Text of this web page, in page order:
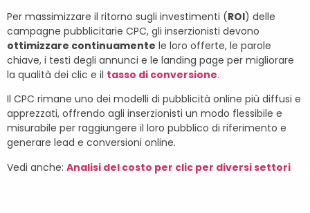
Per massimizzare il ritorno sugli investimenti (ROI) delle
campagne pubblicitarie CPC, gli inserzionisti devono
ottimizzare continuamente le loro offerte, le parole
chiave, i testi degli annunci e le landing page per migliorare
la qualità dei clic e il tasso di conversione.
Il CPC rimane uno dei modelli di pubblicità online più diffusi e
apprezzati, offrendo agli inserzionisti un modo flessibile e
misurabile per raggiungere il loro pubblico di riferimento e
generare lead e conversioni online.
Vedi anche: Analisi del costo per clic per diversi settori